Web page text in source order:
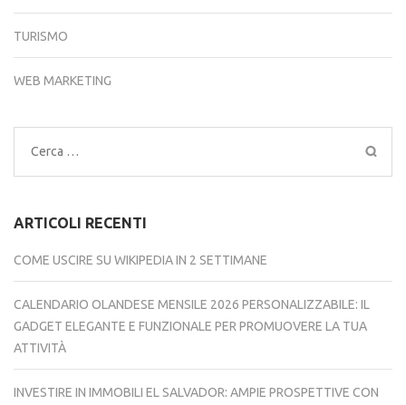
TURISMO
WEB MARKETING
Ricerca
per:
ARTICOLI RECENTI
COME USCIRE SU WIKIPEDIA IN 2 SETTIMANE
CALENDARIO OLANDESE MENSILE 2026 PERSONALIZZABILE: IL
GADGET ELEGANTE E FUNZIONALE PER PROMUOVERE LA TUA
ATTIVITÀ
INVESTIRE IN IMMOBILI EL SALVADOR: AMPIE PROSPETTIVE CON